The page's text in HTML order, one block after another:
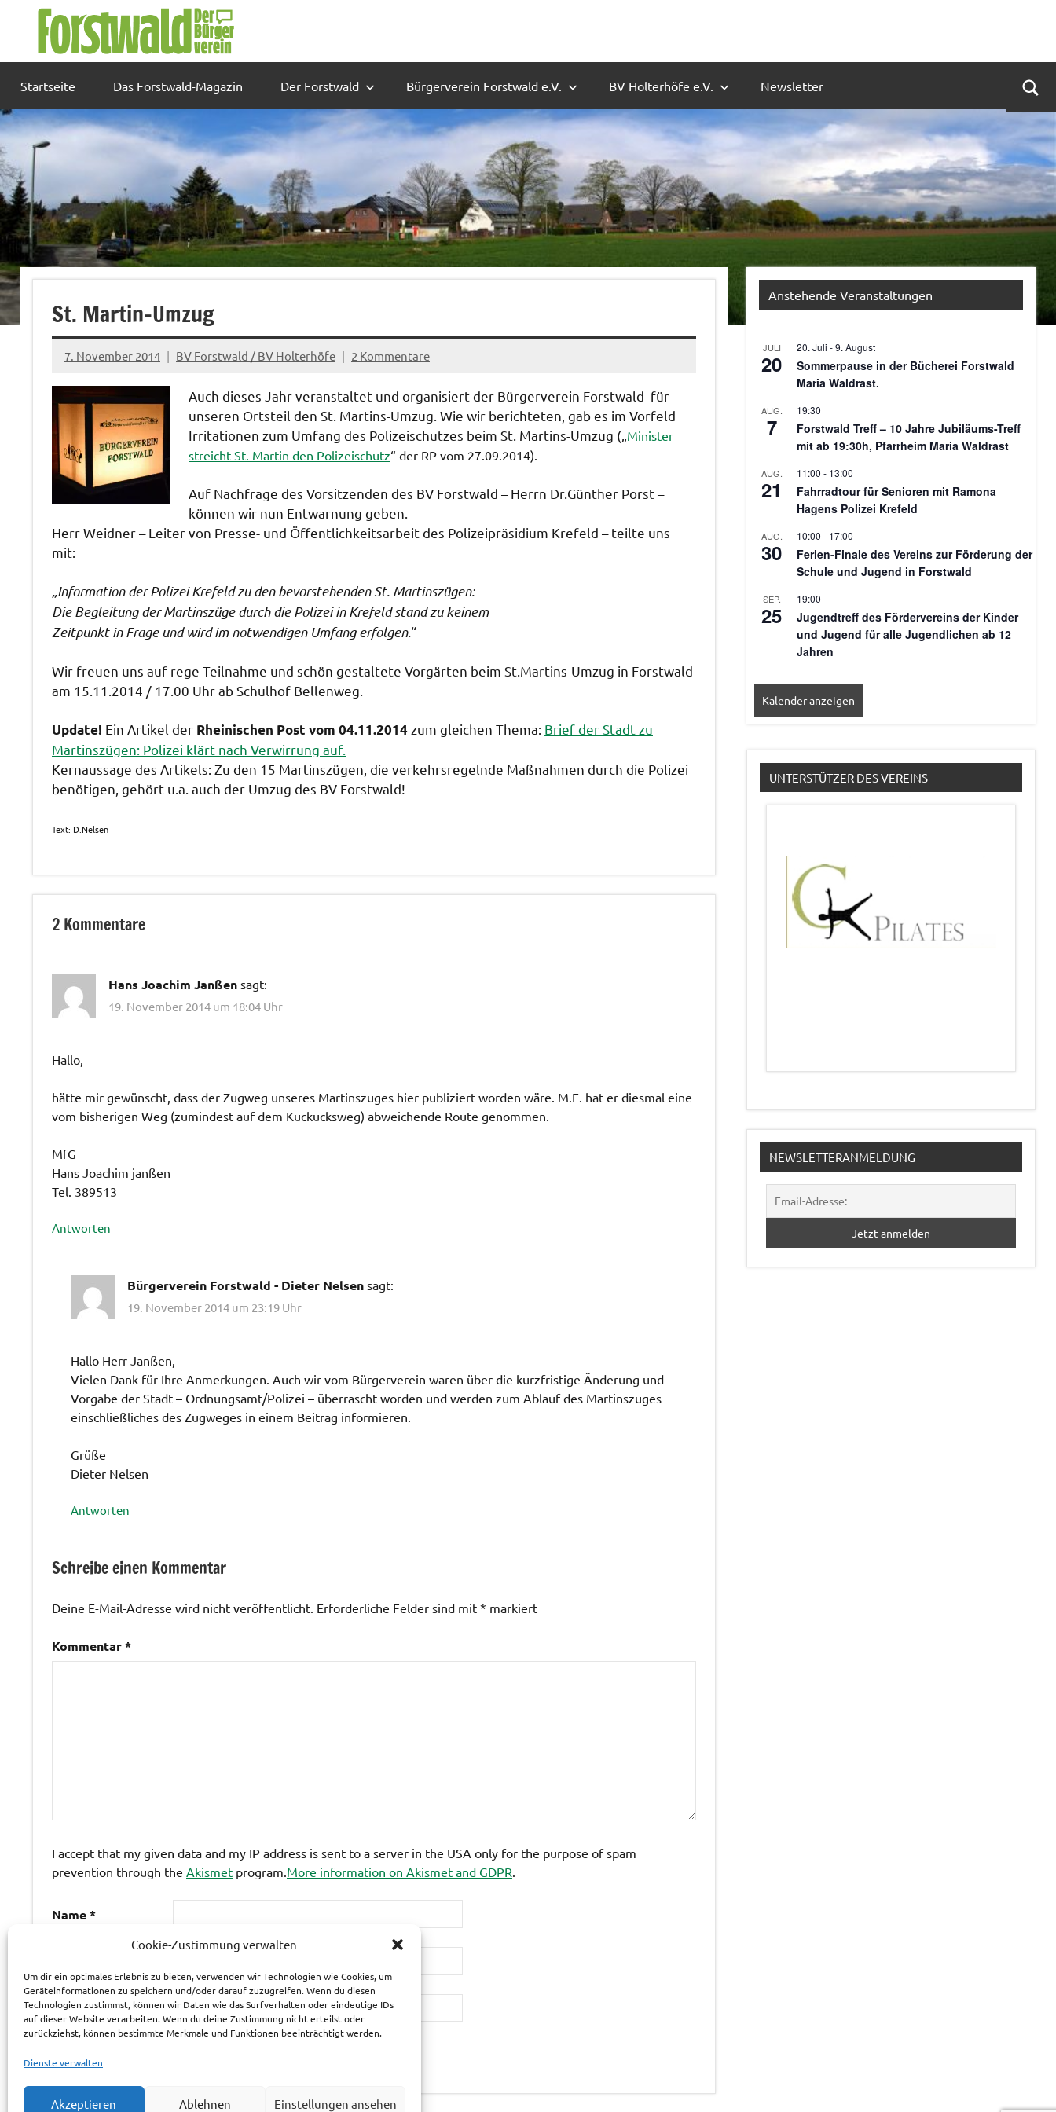
Cookie-Zustimmung verwalten
Um dir ein optimales Erlebnis zu bieten, verwenden wir Technologien wie Cookies, um
Geräteinformationen zu speichern und/oder darauf zuzugreifen. Wenn du diesen
Technologien zustimmst, können wir Daten wie das Surfverhalten oder eindeutige IDs
auf dieser Website verarbeiten. Wenn du deine Zustimmung nicht erteilst oder
zurückziehst, können bestimmte Merkmale und Funktionen beeinträchtigt werden.
Dienste verwalten
Akzeptieren Ablehnen Einstellungen ansehen
Startseite Das Forstwald-Magazin Der Forstwald Bürgerverein Forstwald e.V. BV Holterhöfe e.V. Newsletter
St. Martin-Umzug
7. November 2014 BV Forstwald / BV Holterhöfe 2 Kommentare
Auch dieses Jahr veranstaltet und organisiert der Bürgerverein Forstwald für
unseren Ortsteil den St. Martins-Umzug. Wie wir berichteten, gab es im Vorfeld
Irritationen zum Umfang des Polizeischutzes beim St. Martins-Umzug („Minister
streicht St. Martin den Polizeischutz“ der RP vom 27.09.2014).
Auf Nachfrage des Vorsitzenden des BV Forstwald – Herrn Dr.Günther Porst –
können wir nun Entwarnung geben.
Herr Weidner – Leiter von Presse- und Öffentlichkeitsarbeit des Polizeipräsidium Krefeld – teilte uns
mit:
„Information der Polizei Krefeld zu den bevorstehenden St. Martinszügen:
Die Begleitung der Martinszüge durch die Polizei in Krefeld stand zu keinem
Zeitpunkt in Frage und wird im notwendigen Umfang erfolgen.“
Wir freuen uns auf rege Teilnahme und schön gestaltete Vorgärten beim St.Martins-Umzug in Forstwald
am 15.11.2014 / 17.00 Uhr ab Schulhof Bellenweg.
Update! Ein Artikel der Rheinischen Post vom 04.11.2014zum gleichen Thema: Brief der Stadt zu
Martinszügen: Polizei klärt nach Verwirrung auf.
Kernaussage des Artikels: Zu den 15 Martinszügen, die verkehrsregelnde Maßnahmen durch die Polizei
benötigen, gehört u.a. auch der Umzug des BV Forstwald!
Text: D.Nelsen
2 Kommentare
Hans Joachim Janßen sagt:
19. November 2014 um 18:04 Uhr
Hallo,
hätte mir gewünscht, dass der Zugweg unseres Martinszuges hier publiziert worden wäre. M.E. hat er diesmal eine
vom bisherigen Weg (zumindest auf dem Kuckucksweg) abweichende Route genommen.
MfG
Hans Joachim janßen
Tel. 389513
Antworten
Bürgerverein Forstwald - Dieter Nelsen sagt:
19. November 2014 um 23:19 Uhr
Hallo Herr Janßen,
Vielen Dank für Ihre Anmerkungen. Auch wir vom Bürgerverein waren über die kurzfristige Änderung und
Vorgabe der Stadt – Ordnungsamt/Polizei – überrascht worden und werden zum Ablauf des Martinszuges
einschließliches des Zugweges in einem Beitrag informieren.
Grüße
Dieter Nelsen
Antworten
Schreibe einen Kommentar
Deine E-Mail-Adresse wird nicht veröffentlicht. Erforderliche Felder sind mit * markiert
Kommentar*
I accept that my given data and my IP address is sent to a server in the USA only for the purpose of spam
prevention through the Akismet program.More information on Akismet and GDPR.
Name*
Website
Anstehende Veranstaltungen
JULI
20
20. Juli -9. August
Sommerpause in der Bücherei Forstwald
Maria Waldrast.
AUG.
7
19:30
Forstwald Treff – 10 Jahre Jubiläums-Treff
mit ab 19:30h, Pfarrheim Maria Waldrast
AUG.
21
11:00 - 13:00
Fahrradtour für Senioren mit Ramona
Hagens Polizei Krefeld
AUG.
30
10:00 - 17:00
Ferien-Finale des Vereins zur Förderung der
Schule und Jugend in Forstwald
SEP.
25
19:00
Jugendtreff des Fördervereins der Kinder
und Jugend für alle Jugendlichen ab 12
Jahren
Kalender anzeigen
UNTERSTÜTZER DES VEREINS
NEWSLETTERANMELDUNG